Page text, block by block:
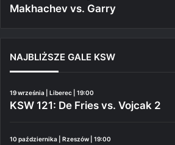
Makhachev vs. Garry
NAJBLIŻSZE GALE KSW
19 września | Liberec | 19:00
KSW 121: De Fries vs. Vojcak 2
10 października | Rzeszów | 19:00